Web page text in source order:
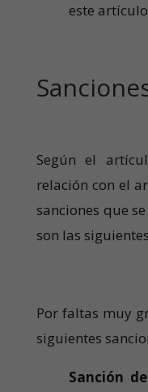
este
Según el
relación con el
sanciones que
son las
Por faltas muy
siguientes
Sanción